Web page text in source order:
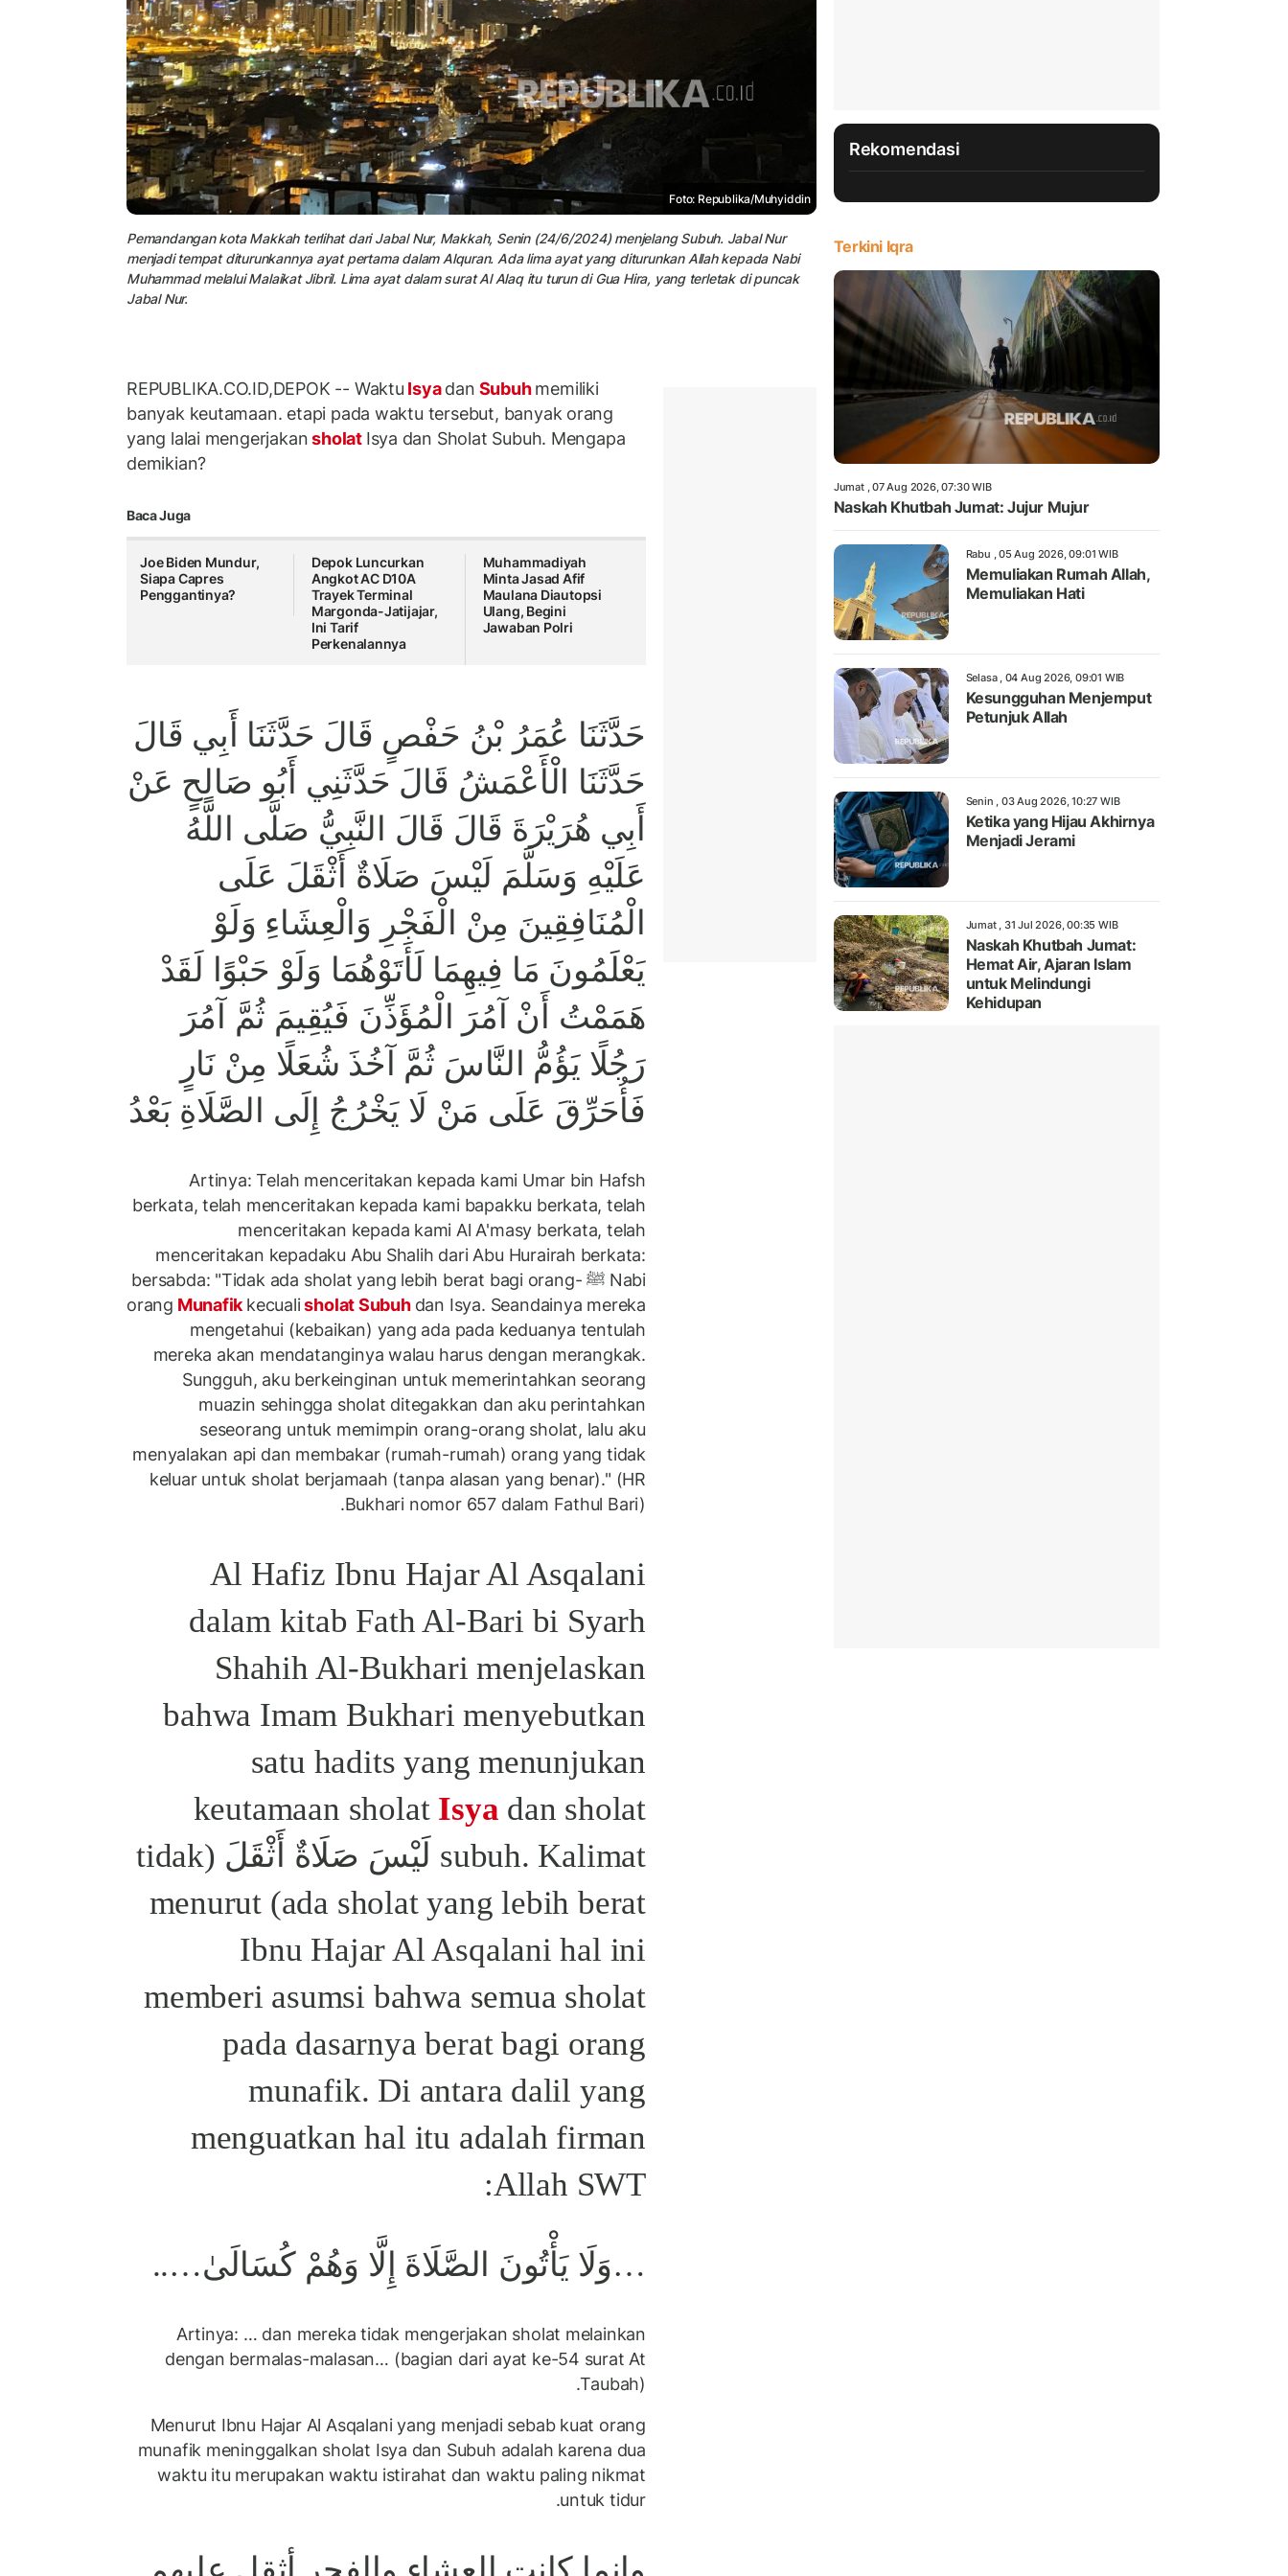
Foto: Republika/Muhyiddin
Pemandangan kota Makkah terlihat dari Jabal Nur, Makkah, Senin (24/6/2024) menjelang Subuh. Jabal Nur
menjadi tempat diturunkannya ayat pertama dalam Alquran. Ada lima ayat yang diturunkan Allah kepada Nabi
Muhammad melalui Malaikat Jibril. Lima ayat dalam surat Al Alaq itu turun di Gua Hira, yang terletak di puncak
Jabal Nur.
REPUBLIKA.CO.ID,DEPOK -- Waktu Isyadan Subuhmemiliki
banyak keutamaan. etapi pada waktu tersebut, banyak orang
yang lalai mengerjakansholat Isya dan Sholat Subuh. Mengapa
demikian?
Baca Juga
Joe Biden Mundur,
Siapa Capres
Penggantinya?
Depok Luncurkan
Angkot AC D10A
Trayek Terminal
Margonda-Jatijajar,
Ini Tarif
Perkenalannya
Muhammadiyah
Minta Jasad Afif
Maulana Diautopsi
Ulang, Begini
Jawaban Polri
حَدَّثَنَا عُمَرُ بْنُ حَفْصٍ قَالَ حَدَّثَنَا أَبِي قَالَ
حَدَّثَنَا الْأَعْمَشُ قَالَ حَدَّثَنِي أَبُو صَالِحٍ عَنْ
أَبِي هُرَيْرَةَ قَالَ قَالَ النَّبِيُّ صَلَّى اللَّهُ
عَلَيْهِ وَسَلَّمَ لَيْسَ صَلَاةٌ أَثْقَلَ عَلَى
الْمُنَافِقِينَ مِنْ الْفَجْرِ وَالْعِشَاءِ وَلَوْ
يَعْلَمُونَ مَا فِيهِمَا لَأَتَوْهُمَا وَلَوْ حَبْوًا لَقَدْ
هَمَمْتُ أَنْ آمُرَ الْمُؤَذِّنَ فَيُقِيمَ ثُمَّ آمُرَ
رَجُلًا يَؤُمُّ النَّاسَ ثُمَّ آخُذَ شُعَلًا مِنْ نَارٍ
فَأُحَرِّقَ عَلَى مَنْ لَا يَخْرُجُ إِلَى الصَّلَاةِ بَعْدُ
Artinya: Telah menceritakan kepada kami Umar bin Hafsh
berkata, telah menceritakan kepada kami bapakku berkata, telah
menceritakan kepada kami Al A'masy berkata, telah
menceritakan kepadaku Abu Shalih dari Abu Hurairah berkata:
Nabi ﷺ bersabda: "Tidak ada sholat yang lebih berat bagi orang-
orang Munafik kecualisholat Subuh dan Isya. Seandainya mereka
mengetahui (kebaikan) yang ada pada keduanya tentulah
mereka akan mendatanginya walau harus dengan merangkak.
Sungguh, aku berkeinginan untuk memerintahkan seorang
muazin sehingga sholat ditegakkan dan aku perintahkan
seseorang untuk memimpin orang-orang sholat, lalu aku
menyalakan api dan membakar (rumah-rumah) orang yang tidak
keluar untuk sholat berjamaah (tanpa alasan yang benar)." (HR
Bukhari nomor 657 dalam Fathul Bari).
Al Hafiz Ibnu Hajar Al Asqalani
dalam kitab Fath Al-Bari bi Syarh
Shahih Al-Bukhari menjelaskan
bahwa Imam Bukhari menyebutkan
satu hadits yang menunjukan
keutamaan sholatIsya dan sholat
subuh. Kalimat لَيْسَ صَلَاةٌ أَثْقَلَ (tidak
ada sholat yang lebih berat) menurut
Ibnu Hajar Al Asqalani hal ini
memberi asumsi bahwa semua sholat
pada dasarnya berat bagi orang
munafik. Di antara dalil yang
menguatkan hal itu adalah firman
Allah SWT:
…وَلَا يَأْتُونَ الصَّلَاةَ إِلَّا وَهُمْ كُسَالَىٰ…..
Artinya: … dan mereka tidak mengerjakan sholat melainkan
dengan bermalas-malasan… (bagian dari ayat ke-54 surat At
Taubah).
Menurut Ibnu Hajar Al Asqalani yang menjadi sebab kuat orang
munafik meninggalkan sholat Isya dan Subuh adalah karena dua
waktu itu merupakan waktu istirahat dan waktu paling nikmat
untuk tidur.
Rekomendasi
Terkini Iqra
Jumat , 07 Aug 2026, 07:30 WIB
Naskah Khutbah Jumat: Jujur Mujur
Rabu , 05 Aug 2026, 09:01 WIB
Memuliakan Rumah Allah,
Memuliakan Hati
Selasa , 04 Aug 2026, 09:01 WIB
Kesungguhan Menjemput
Petunjuk Allah
Senin , 03 Aug 2026, 10:27 WIB
Ketika yang Hijau Akhirnya
Menjadi Jerami
Jumat , 31 Jul 2026, 00:35 WIB
Naskah Khutbah Jumat:
Hemat Air, Ajaran Islam
untuk Melindungi
Kehidupan